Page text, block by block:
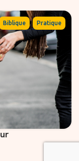
Biblique , Pratique